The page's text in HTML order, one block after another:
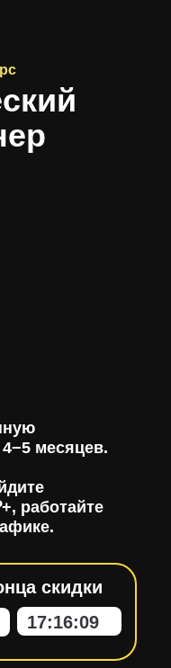
месяцев.
работайте
17:16:08
скидки